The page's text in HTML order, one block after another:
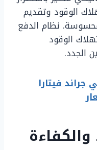
الوقود وتقديم
نظام الدفع
الوقود
الجدد.
فيتارا